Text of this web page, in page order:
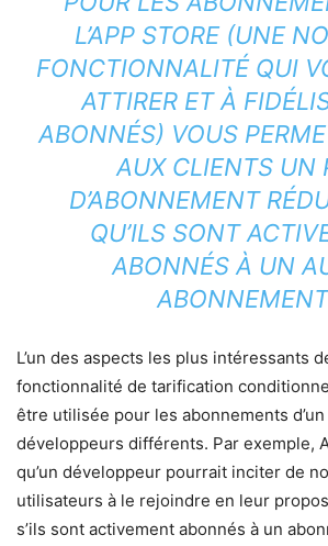
L’APP STORE (UNE
FONCTIONNALITÉ QUI
ATTIRER ET À
ABONNÉS) VOUS
AUX CLIENTS UN
D’ABONNEMENT
QU’ILS SONT
ABONNÉS À UN
L’un des aspects les plus intéressants
fonctionnalité de tarification
être utilisée pour les abonnements
développeurs différents. Par exemple,
qu’un développeur pourrait inciter de
utilisateurs à le rejoindre en leur
s’ils sont activement abonnés à un